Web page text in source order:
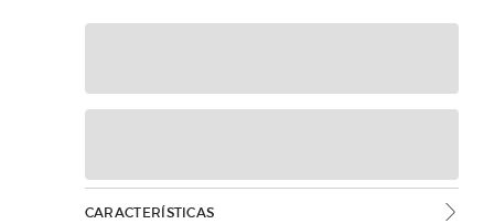
CARACTERÍSTICAS